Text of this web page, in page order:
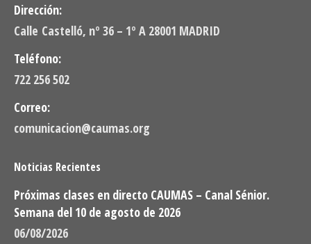
Dirección:
Calle Castelló, nº 36 – 1º A 28001 MADRID
Teléfono:
722 256 502
Correo:
comunicacion@caumas.org
Noticias Recientes
Próximas clases en directo CAUMAS – Canal Sénior.
Semana del 10 de agosto de 2026
06/08/2026